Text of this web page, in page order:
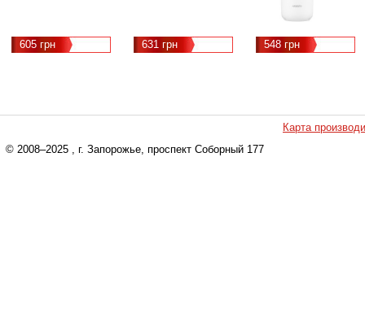
605 грн 631 грн 548 грн
Карта
© 2008–2025 , г. Запорожье, проспект Соборный 177